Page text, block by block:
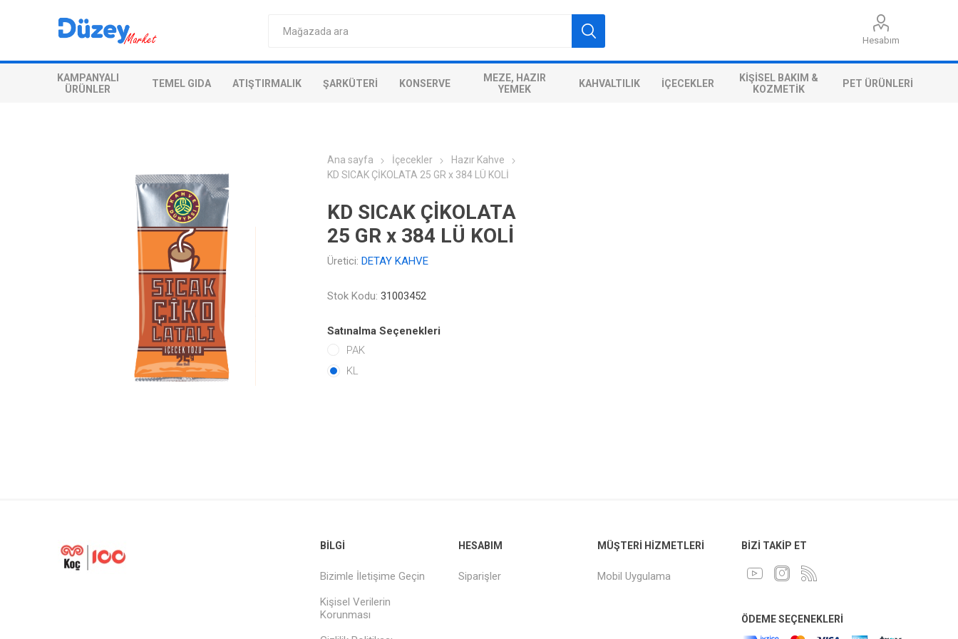
Hesabım
KAMPANYALI
ÜRÜNLER
TEMEL GIDA ATIŞTIRMALIK ŞARKÜTERI KONSERVE
MEZE, HAZIR
YEMEK
KAHVALTILIK İÇECEKLER
KIŞISEL BAKIM &
KOZMETIK
PET ÜRÜNLERI
Ana sayfa İçecekler
Hazır Kahve
KD SICAK ÇİKOLATA 25 GR x 384 LÜ KOLİ
KD SICAK ÇİKOLATA
25 GR x 384 LÜ KOLİ
Üretici: DETAY KAHVE
Stok Kodu: 31003452
Satınalma Seçenekleri
PAK
KL
BILGI
Bizimle İletişime Geçin
Kişisel Verilerin
Korunması
HESABIM
Siparişler
MÜŞTERI HIZMETLERI
Mobil Uygulama
BIZI TAKIP ET
ÖDEME SEÇENEKLERI